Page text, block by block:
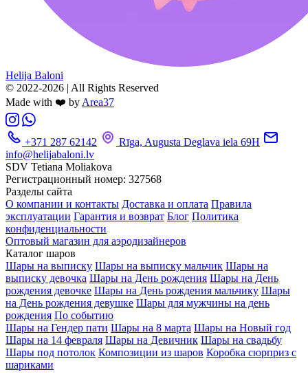
Helija Baloni
© 2022-2026 | All Rights Reserved
Made with ❤️ byArea37
+371 287 62142
Rīga, Augusta Deglava iela 69H
info@helijabaloni.lv
SDV Tetiana Moliakova
Регистрационный номер: 327568
Разделы сайта
О компании и контакты Доставка и оплата Правила
эксплуатации Гарантия и возврат Блог Политика
конфиденциальности
Оптовый магазин для аэродизайнеров
Каталог шаров
Шары на выписку Шары на выписку мальчик Шары на
выписку девочка Шары на День рождения Шары на День
рождения девочке Шары на День рождения мальчику Шары
на День рождения девушке Шары для мужчины на день
рождения По событию
Шары на Гендер пати Шары на 8 марта Шары на Новый год
Шары на 14 февраля Шары на Девичник Шары на свадьбу
Шары под потолок Композиции из шаров Коробка сюрприз с
шариками